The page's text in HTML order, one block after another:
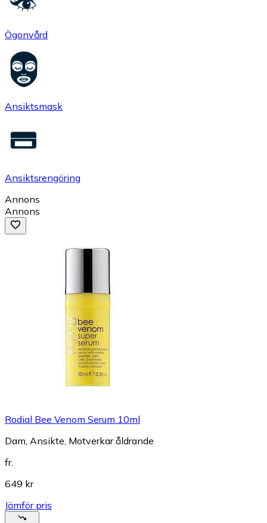
Ögonvård
Ansiktsmask
Ansiktsrengöring
Annons
Annons
Rodial Bee Venom Serum 10ml
Dam, Ansikte, Motverkar åldrande
fr.
649 kr
Jämför pris